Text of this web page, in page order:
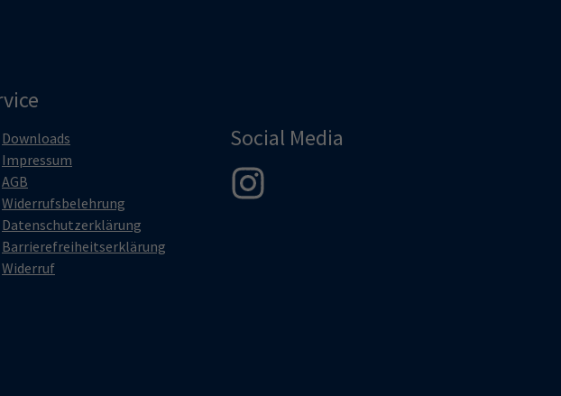
Downloads
Impressum
AGB
Widerrufsbelehrung
Datenschutzerklärung
Barrierefreiheitserklärung
Widerruf
Social Media